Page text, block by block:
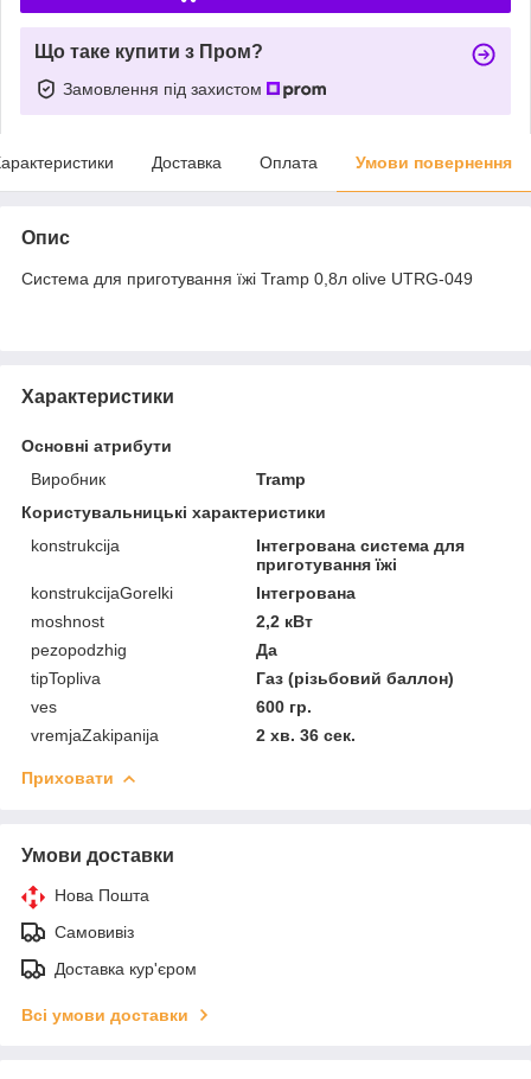
Що таке купити з Пром?
Замовлення під захистом
Доставка Оплата Умови повернення
Опис
Система для приготування їжі Tramp 0,8л olive UTRG-049
Характеристики
Основні атрибути
Виробник
Tramp
Користувальницькі характеристики
konstrukcija
Інтегрована система для
приготування їжі
konstrukcijaGorelki
Інтегрована
moshnost
2,2 кВт
pezopodzhig
Да
tipTopliva
Газ (різьбовий баллон)
ves
600 гр.
vremjaZakipanija
2 хв. 36 сек.
Приховати
Умови доставки
Нова Пошта
Самовивіз
Доставка кур'єром
Всі умови доставки